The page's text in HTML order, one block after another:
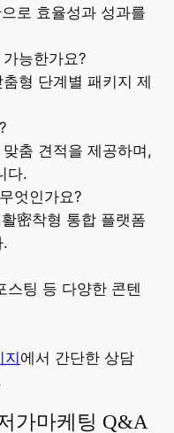
로 효율성과 성과를
능한가요?
형 단계별 패키지 제
춤 견적을 제공하며,
다.
엇인가요?
密착형 통합 플랫폼
.
스팅 등 다양한 콘텐
지 에서 간단한 상담
가마케팅 Q&A